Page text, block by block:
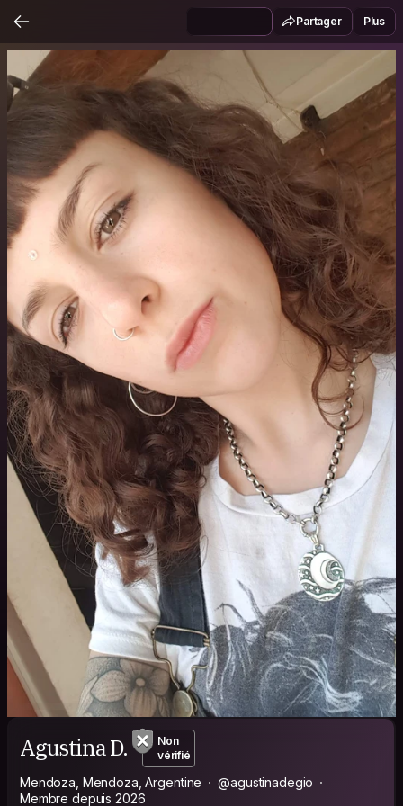
Partager Plus
Agustina D.
Non
vérifié
Mendoza, Mendoza, Argentine
@agustinadegio
Membre depuis 2026